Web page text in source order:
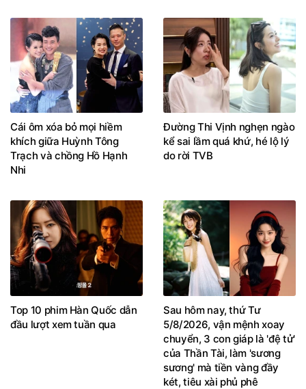
Cái ôm xóa bỏ mọi hiềm
khích giữa Huỳnh Tông
Trạch và chồng Hồ Hạnh
Nhi
Đường Thi Vịnh nghẹn ngào
kể sai lầm quá khứ, hé lộ lý
do rời TVB
Top 10 phim Hàn Quốc dẫn
đầu lượt xem tuần qua
Sau hôm nay, thứ Tư
5/8/2026, vận mệnh xoay
chuyển, 3 con giáp là 'đệ tử'
của Thần Tài, làm 'sương
sương' mà tiền vàng đầy
két, tiêu xài phủ phê